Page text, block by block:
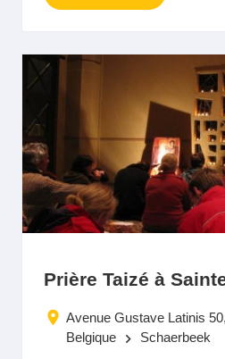
Prière Taizé à
Avenue Gustave Latinis
Belgique
keyboard_arrow_right Schaerbeek